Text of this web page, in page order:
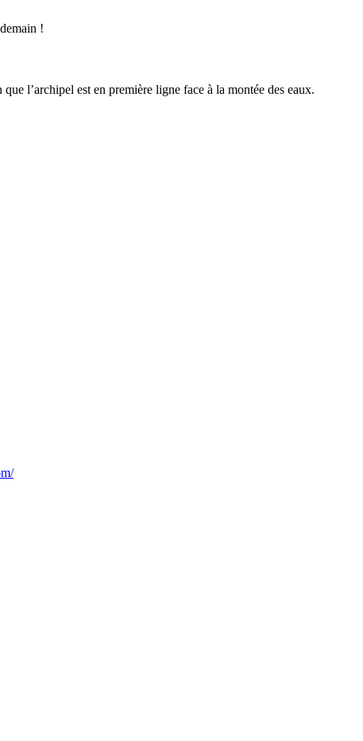
!
que l’archipel est en première ligne face à la montée des eaux.